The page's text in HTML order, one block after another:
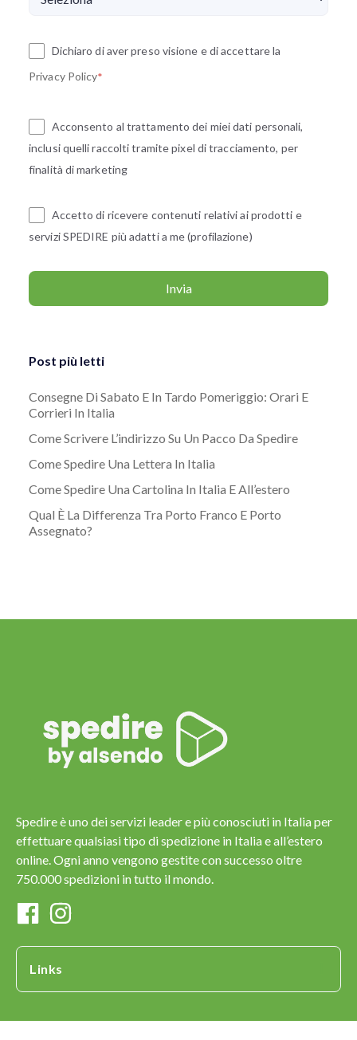
Dichiaro di aver preso visione e di accettare la
Privacy Policy*
Acconsento al trattamento dei miei dati personali,
inclusi quelli raccolti tramite pixel di tracciamento, per
finalità di marketing
Accetto di ricevere contenuti relativi ai prodotti e
servizi SPEDIRE più adatti a me (profilazione)
Post più letti
Consegne Di Sabato E In Tardo Pomeriggio: Orari E
Corrieri In Italia
Come Scrivere L’indirizzo Su Un Pacco Da Spedire
Come Spedire Una Lettera In Italia
Come Spedire Una Cartolina In Italia E All’estero
Qual È La Differenza Tra Porto Franco E Porto
Assegnato?
Spedire è uno dei servizi leader e più conosciuti in Italia per
effettuare qualsiasi tipo di spedizione in Italia e all’estero
online. Ogni anno vengono gestite con successo oltre
750.000 spedizioni in tutto il mondo.
Links